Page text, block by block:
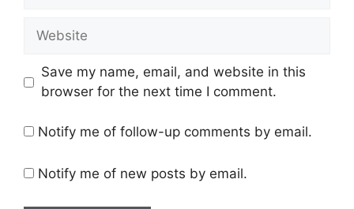
Website
Save my name, email, and website in this
browser for the next time I comment.
Notify me of follow-up comments by email.
Notify me of new posts by email.